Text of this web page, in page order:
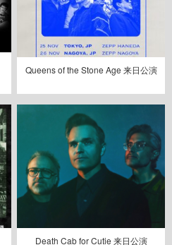
Queens of the Stone Age 来日公演
Death Cab for Cutie 来日公演